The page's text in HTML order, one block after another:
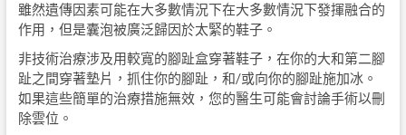
雖然遺傳因素可能在大多數情況下在大多數情況下發揮融合的
作用，但是囊泡被廣泛歸因於太緊的鞋子。
非技術治療涉及用較寬的腳趾盒穿著鞋子，在你的大和第二腳
趾之間穿著墊片，抓住你的腳趾，和/或向你的腳趾施加冰。
如果這些簡單的治療措施無效，您的醫生可能會討論手術以刪
除雲位。